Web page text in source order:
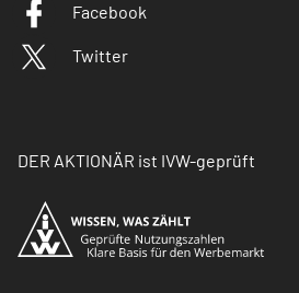
Facebook
Twitter
DER AKTIONÄR ist IVW-geprüft